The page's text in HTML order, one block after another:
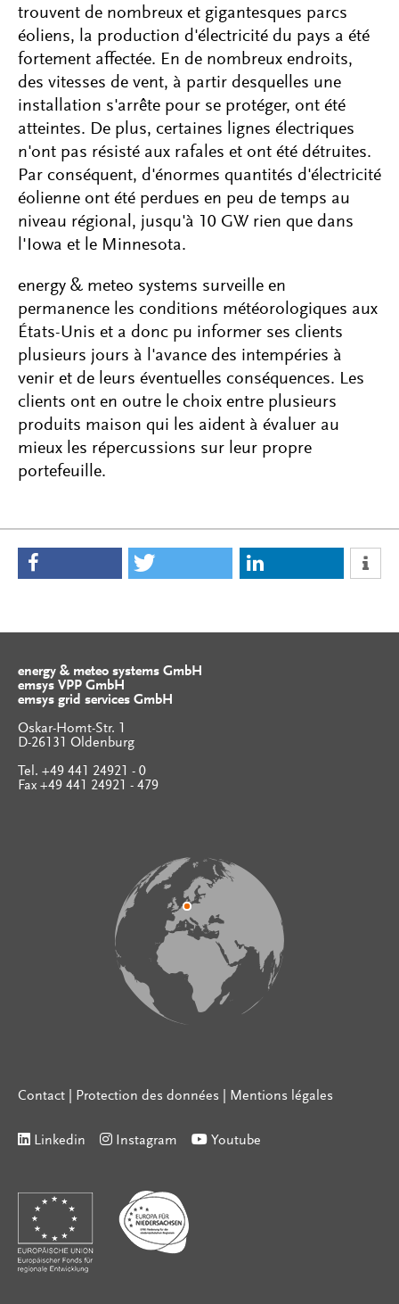
trouvent de nombreux et gigantesques parcs
éoliens, la production d'électricité du pays a été
fortement affectée. En de nombreux endroits,
des vitesses de vent, à partir desquelles une
installation s'arrête pour se protéger, ont été
atteintes. De plus, certaines lignes électriques
n'ont pas résisté aux rafales et ont été détruites.
Par conséquent, d'énormes quantités d'électricité
éolienne ont été perdues en peu de temps au
niveau régional, jusqu'à 10 GW rien que dans
l'Iowa et le Minnesota.
energy & meteo systems surveille en
permanence les conditions météorologiques aux
États-Unis et a donc pu informer ses clients
plusieurs jours à l'avance des intempéries à
venir et de leurs éventuelles conséquences. Les
clients ont en outre le choix entre plusieurs
produits maison qui les aident à évaluer au
mieux les répercussions sur leur propre
portefeuille.
energy & meteo systems GmbH
emsys VPP GmbH
emsys grid services GmbH
Oskar-Homt-Str. 1
D-26131 Oldenburg
Tel. +49 441 24921 - 0
Fax +49 441 24921 - 479
Contact Protection des données Mentions légales
Linkedin Instagram Youtube